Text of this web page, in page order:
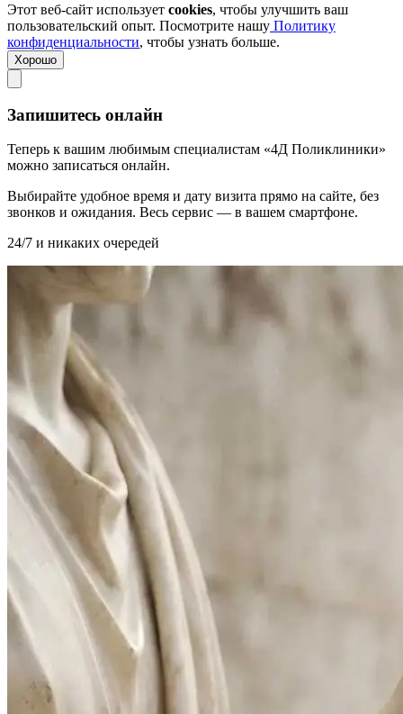
Этот веб-сайт использует cookies, чтобы улучшить ваш
пользовательский опыт. Посмотрите нашу Политику
конфиденциальности, чтобы узнать больше.
Хорошо
Запишитесь онлайн
Теперь к вашим любимым специалистам «4Д Поликлиники»
можно записаться онлайн.
Выбирайте удобное время и дату визита прямо на сайте, без
звонков и ожидания. Весь сервис — в вашем смартфоне.
24/7 и никаких очередей